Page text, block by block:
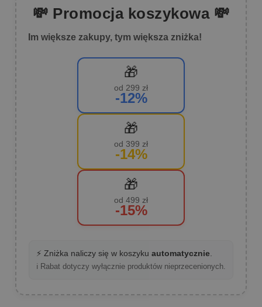
💸 Promocja koszykowa 💸
Im większe zakupy, tym większa zniżka!
🎁
od 299 zł
-12%
🎁
od 399 zł
-14%
🎁
od 499 zł
-15%
⚡ Zniżka naliczy się w koszyku automatycznie.
ℹ️ Rabat dotyczy wyłącznie produktów nieprzecenionych.